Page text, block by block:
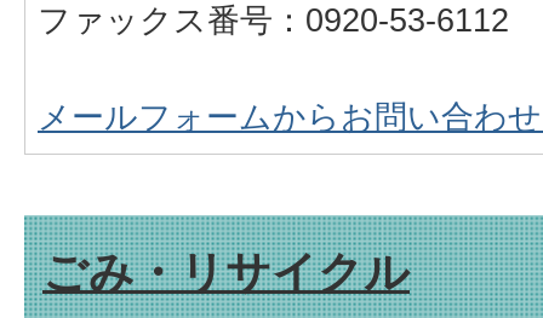
ファックス番号：0920-53-6112
メールフォームからお問い合わ
ごみ・リサイクル